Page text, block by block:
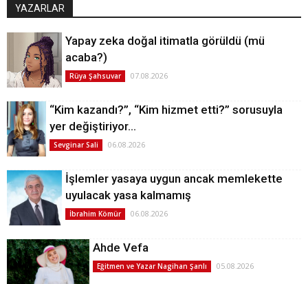
YAZARLAR
Yapay zeka doğal itimatla görüldü (mü
acaba?)
Rüya Şahsuvar 07.08.2026
“Kim kazandı?”, “Kim hizmet etti?” sorusuyla
yer değiştiriyor…
Sevginar Sali 06.08.2026
İşlemler yasaya uygun ancak memlekette
uyulacak yasa kalmamış
İbrahim Kömür 06.08.2026
Ahde Vefa
Eğitmen ve Yazar Nagihan Şanlı 05.08.2026